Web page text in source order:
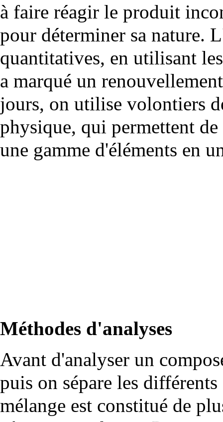
à faire réagir le produit
pour déterminer sa nature.
quantitatives, en utilisant
a marqué un
jours, on utilise volontiers
physique, qui permettent
une gamme d'éléments en
Méthodes d'analyses
Avant d'analyser un
puis on sépare les
mélange est constitué de